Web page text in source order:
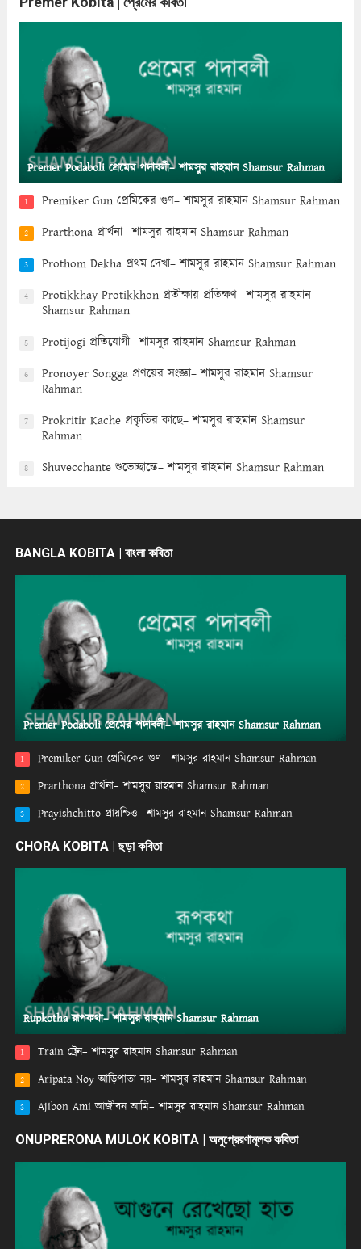
Premer Podaboli প্রেমের পদাবলী– শামসুর রাহমান Shamsur Rahman
1 Premiker Gun প্রেমিকের গুণ– শামসুর রাহমান Shamsur Rahman
2 Prarthona প্রার্থনা– শামসুর রাহমান Shamsur Rahman
3 Prothom Dekha প্রথম দেখা– শামসুর রাহমান Shamsur Rahman
4
Protikkhay Protikkhon প্রতীক্ষায় প্রতিক্ষণ– শামসুর রাহমান
Shamsur Rahman
5 Protijogi প্রতিযোগী– শামসুর রাহমান Shamsur Rahman
6
Pronoyer Songga প্রণয়ের সংজ্ঞা– শামসুর রাহমান Shamsur
Rahman
7
Prokritir Kache প্রকৃতির কাছে– শামসুর রাহমান Shamsur
Rahman
8 Shuvecchante শুভেচ্ছান্তে– শামসুর রাহমান Shamsur Rahman
BANGLA KOBITA | বাংলা কবিতা
Premer Podaboli প্রেমের পদাবলী– শামসুর রাহমান Shamsur Rahman
1 Premiker Gun প্রেমিকের গুণ– শামসুর রাহমান Shamsur Rahman
2 Prarthona প্রার্থনা– শামসুর রাহমান Shamsur Rahman
3 Prayishchitto প্রায়শ্চিত্ত– শামসুর রাহমান Shamsur Rahman
CHORA KOBITA | ছড়া কবিতা
Rupkotha রূপকথা– শামসুর রাহমান Shamsur Rahman
1 Train ট্রেন– শামসুর রাহমান Shamsur Rahman
2 Aripata Noy আড়িপাতা নয়– শামসুর রাহমান Shamsur Rahman
3 Ajibon Ami আজীবন আমি– শামসুর রাহমান Shamsur Rahman
ONUPRERONA MULOK KOBITA | অনুপ্রেরণামূলক কবিতা